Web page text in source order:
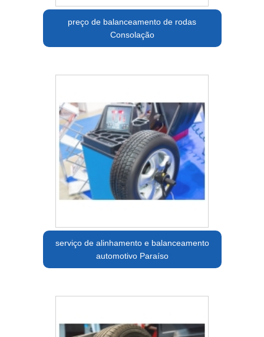
preço de balanceamento de rodas
Consolação
serviço de alinhamento e balanceamento
automotivo Paraíso